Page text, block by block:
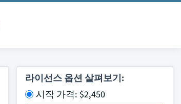
라이선스 옵션 살펴보기:
시작 가격: $2,450